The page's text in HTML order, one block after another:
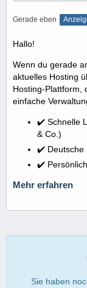
Gerade eben
Hallo!
Wenn du gerade
aktuelles Hosting
Hosting-Plattform,
einfache
✔️ Schnelle
& Co.)
✔️ Deutsche
✔️
Mehr erfahren
Sie haben